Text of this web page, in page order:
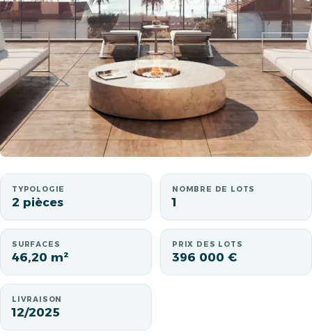
TYPOLOGIE
2 pièces
NOMBRE DE LOTS
1
SURFACES
46,20 m²
PRIX DES LOTS
396 000 €
LIVRAISON
12/2025